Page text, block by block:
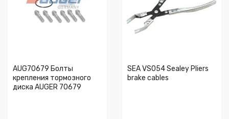
AUG70679 Болты
крепления тормозного
диска AUGER 70679
SEA VS054 Sealey Pliers
brake cables